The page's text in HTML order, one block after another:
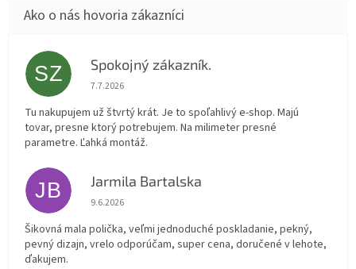
SZ Spokojný zákazník.
Hodnotenie obchodu je 5 z 5 hviezdičiek.
7.7.2026
Tu nakupujem už štvrtý krát. Je to spoľahlivý e-shop. Majú
tovar, presne ktorý potrebujem. Na milimeter presné
parametre. Ľahká montáž.
JB Jarmila Bartalska
Hodnotenie obchodu je 5 z 5 hviezdičiek.
9.6.2026
Šikovná mala polička, veľmi jednoduché poskladanie, pekný,
pevný dizajn, vrelo odporúčam, super cena, doručené v lehote,
ďakujem.